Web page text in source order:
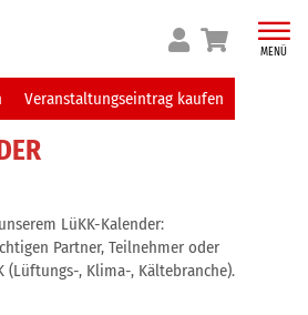
MENÜ
Veranstaltungseintrag kaufen
LüKK-Kalender:
Partner, Teilnehmer oder
(Lüftungs-, Klima-, Kältebranche).